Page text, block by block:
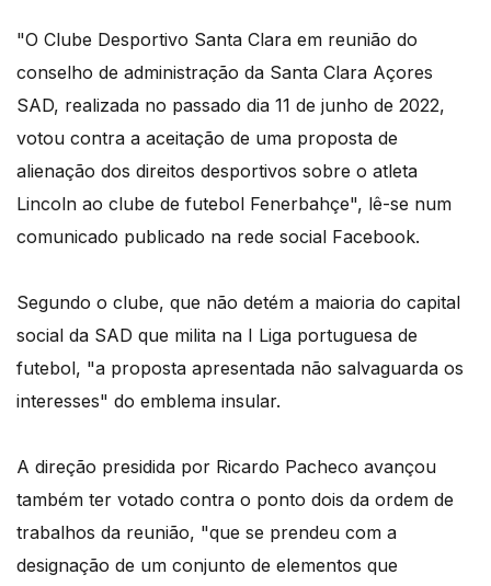
"O Clube Desportivo Santa Clara em reunião do
conselho de administração da Santa Clara Açores
SAD, realizada no passado dia 11 de junho de 2022,
votou contra a aceitação de uma proposta de
alienação dos direitos desportivos sobre o atleta
Lincoln ao clube de futebol Fenerbahçe", lê-se num
comunicado publicado na rede social Facebook.
Segundo o clube, que não detém a maioria do capital
social da SAD que milita na I Liga portuguesa de
futebol, "a proposta apresentada não salvaguarda os
interesses" do emblema insular.
A direção presidida por Ricardo Pacheco avançou
também ter votado contra o ponto dois da ordem de
trabalhos da reunião, "que se prendeu com a
designação de um conjunto de elementos que